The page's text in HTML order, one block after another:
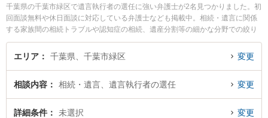
千葉県の千葉市緑区で遺言執行者の選任に強い弁護士が2名見つかりました。初
回面談無料や休日面談に対応している弁護士なども掲載中。相続・遺言に関係
する家族間の相続トラブルや認知症の相続、遺産分割等の細かな分野での絞り
込み検索もでき便利です。特におゆみ野法律事務所の内山 傑史弁護士や弁護士
吉田貴行法律事務所の吉田 貴行弁護士のプロフィール情報や弁護士費用、強み
ル解決の実績豊富な近くの弁護士を検索したい』『初回相談無料で遺言執行者
の選任を法律相談できる千葉市緑区内の弁護士に相談予約したい』などでお困
りの相談者さんにおすすめです。
エリア 千葉県、千葉市緑区 変更
相談内容 相続・遺言、遺言執行者の選任 変更
詳細条件 未選択 変更